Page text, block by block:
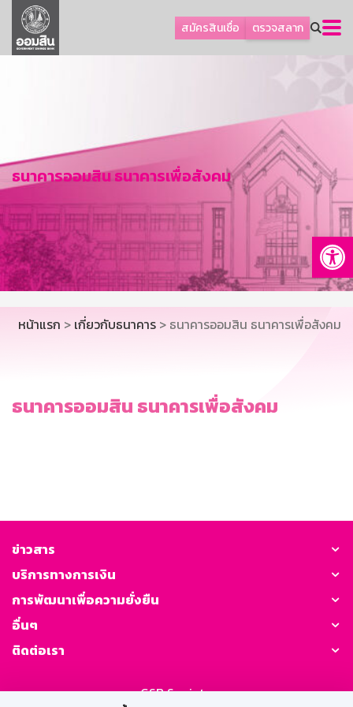
สมัครสินเชื่อ ตรวจสลาก
ลูกค้าธุรกิจ
ลูกค้าผู้ประกอบรายย่อย
การพัฒนาที่ยั่งยืน
ข่าวสาร
บริการทางการเงิน
อื่นๆ
ติดต่อเรา
บริการออนไลน์
TH
EN
ธนาคารออมสิน ธนาคารเพื่อสังคม
หน้าแรก > เกี่ยวกับธนาคาร > ธนาคารออมสิน ธนาคารเพื่อสังคม
ธนาคารออมสิน ธนาคารเพื่อสังคม
ข่าวสาร
บริการทางการเงิน
การพัฒนาเพื่อความยั่งยืน
อื่นๆ
ติดต่อเรา
GSB Society: